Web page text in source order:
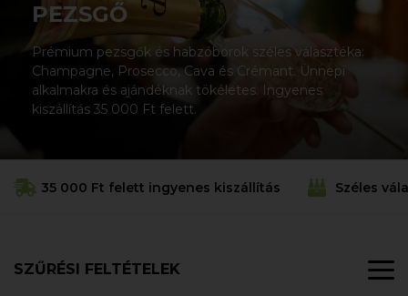
PEZSGŐ
Prémium pezsgők és habzóborok széles választéka:
Champagne, Prosecco, Cava és Crémant. Ünnepi
alkalmakra és ajándéknak tökéletes. Ingyenes
kiszállítás 35 000 Ft felett.
35 000 Ft felett ingyenes kiszállítás Széles
SZŰRÉSI FELTÉTELEK